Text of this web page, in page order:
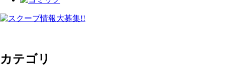
カテゴリ